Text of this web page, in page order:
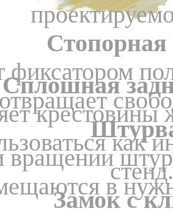
Стопорная
в
Cплошная
крестовины
как
стенд.
Замок с